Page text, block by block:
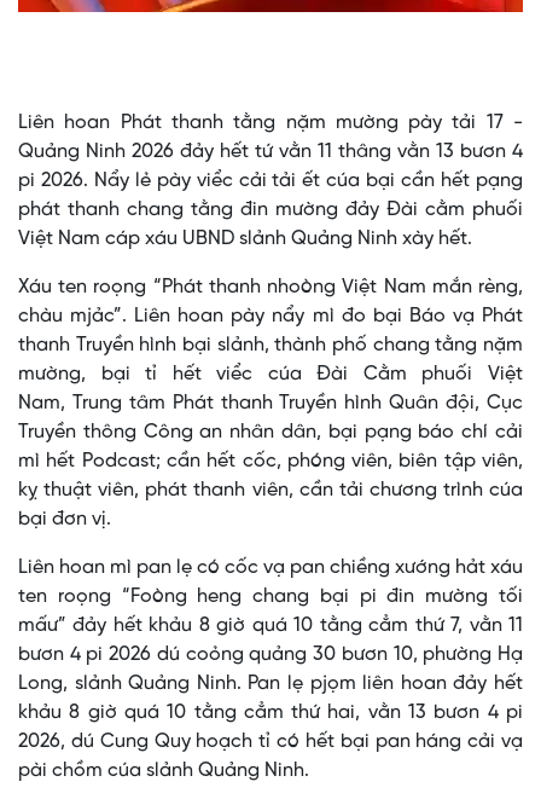
Liên hoan Phát thanh tằng nặm mường pày tải 17 -
Quảng Ninh 2026 đảy hết tứ vằn 11 thâng vằn 13 bươn 4
pi 2026. Nẩy lẻ pày viểc cải tải ết cúa bại cần hết pạng
phát thanh chang tằng đin mường đảy Đài cằm phuối
Việt Nam cáp xáu UBND slảnh Quảng Ninh xày hết.
Xáu ten roọng “Phát thanh nhoòng Việt Nam mắn rèng,
chàu mjảc”. Liên hoan pày nẩy mì đo bại Báo vạ Phát
thanh Truyền hình bại slảnh, thành phố chang tằng nặm
mường, bại tỉ hết viểc cúa Đài Cằm phuối Việt
Nam, Trung tâm Phát thanh Truyền hình Quân đội, Cục
Truyền thông Công an nhân dân, bại pạng báo chí cải
mì hết Podcast; cần hết cốc, phóng viên, biên tập viên,
kỵ thuật viên, phát thanh viên, cần tải chương trình cúa
bại đơn vị.
Liên hoan mì pan lẹ có cốc vạ pan chiềng xướng hảt xáu
ten roọng “Foòng heng chang bại pi đin mường tối
mấư” đảy hết khảu 8 giờ quá 10 tằng cẳm thứ 7, vằn 11
bươn 4 pi 2026 dú coỏng quảng 30 bươn 10, phường Hạ
Long, slảnh Quảng Ninh. Pan lẹ pjọm liên hoan đảy hết
khảu 8 giờ quá 10 tằng cẳm thứ hai, vằn 13 bươn 4 pi
2026, dú Cung Quy hoạch tỉ có hết bại pan háng cải vạ
pài chồm cúa slảnh Quảng Ninh.